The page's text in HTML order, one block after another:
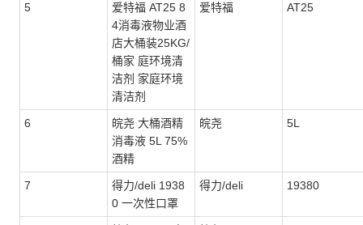
5
爱特福 AT25 8
4消毒液物业酒
店大桶装25KG/
桶家 庭环境清
洁剂 家庭环境
清洁剂
爱特福 AT25
6
皖尧 大桶酒精
消毒液 5L 75%
酒精
皖尧 5L
7
得力/deli 1938
0 一次性口罩
得力/deli 19380